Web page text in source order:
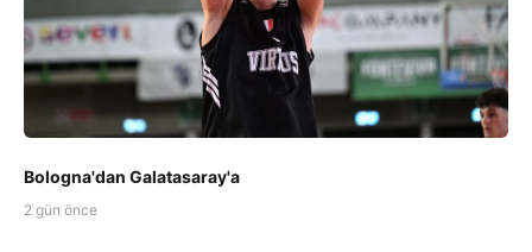
Bologna'dan Galatasaray'a
2 gün önce